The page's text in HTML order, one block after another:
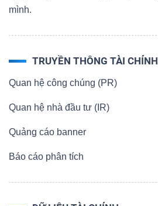
mình.
TRUYỀN THÔNG TÀI CHÍNH
Quan hệ công chúng (PR)
Quan hệ nhà đầu tư (IR)
Quảng cáo banner
Báo cáo phân tích